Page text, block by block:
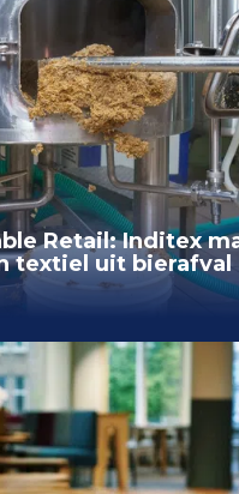
Retail: Inditex
textiel uit bierafval